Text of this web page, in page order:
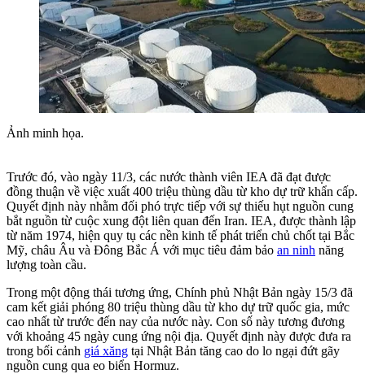
Ảnh minh họa.
Trước đó, vào ngày 11/3, các nước thành viên IEA đã đạt được
đồng thuận về việc xuất 400 triệu thùng dầu từ kho dự trữ khẩn cấp.
Quyết định này nhằm đối phó trực tiếp với sự thiếu hụt nguồn cung
bắt nguồn từ cuộc xung đột liên quan đến Iran. IEA, được thành lập
từ năm 1974, hiện quy tụ các nền kinh tế phát triển chủ chốt tại Bắc
Mỹ, châu Âu và Đông Bắc Á với mục tiêu đảm bảo an ninh năng
lượng toàn cầu.
Trong một động thái tương ứng, Chính phủ Nhật Bản ngày 15/3 đã
cam kết giải phóng 80 triệu thùng dầu từ kho dự trữ quốc gia, mức
cao nhất từ trước đến nay của nước này. Con số này tương đương
với khoảng 45 ngày cung ứng nội địa. Quyết định này được đưa ra
trong bối cảnh giá xăng tại Nhật Bản tăng cao do lo ngại đứt gãy
nguồn cung qua eo biển Hormuz.